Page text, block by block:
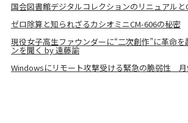
国会図書館デジタルコレクションのリニュアルと
ゼロ除算と知られざるカシオミニCM-606の秘密
現役女子高生ファウンダーに“二次創作”に革命
ンを聞く by 遠藤諭
Windowsにリモート攻撃受ける緊急の脆弱性 月